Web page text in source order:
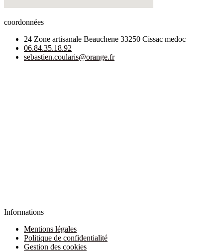
coordonnées
24 Zone artisanale Beauchene 33250 Cissac medoc
06.84.35.18.92
sebastien.coularis@orange.fr
Informations
Mentions légales
Politique de confidentialité
Gestion des cookies